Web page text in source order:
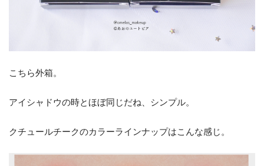
こちら外箱。
アイシャドウの時とほぼ同じだね、シンプル。
クチュールチークのカラーラインナップはこんな感じ。